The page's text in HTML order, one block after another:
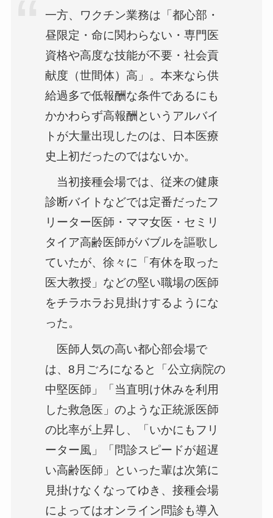
一方、ワクチン業務は「都心部・
昼限定・命に関わらない・専門医
資格や高度な技能が不要・社会貢
献度（世間体）高」。本来なら供
給過多で低報酬な条件であるにも
かかわらず高報酬というアルバイ
トが大量出現したのは、日本医療
史上初だったのではないか。
当初接種会場では、従来の健康
診断バイトなどでは定番だったフ
リーター医師・ママ女医・セミリ
タイア高齢医師がバブルを謳歌し
ていたが、徐々に「有休を取った
医大教授」などの堅い職場の医師
をチラホラお見掛けするようにな
った。
医師人気の高い都心部会場で
は、8月ごろになると「公立病院の
中堅医師」「当直明け休みを利用
した救急医」のような正統派医師
の比率が上昇し、「いかにもフリ
ーター風」「問診スピードが超遅
い高齢医師」といった輩は次第に
見掛けなくなってゆき、接種会場
によってはオンライン問診も導入